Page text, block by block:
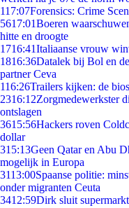
117:07Forensics: Crime
5617:01Boeren
hitte en droogte
1716:41Italiaanse vrouw
1816:36Datalek bij Bol en
partner Ceva
116:26Trailers kijken: de
2316:12Zorgmedewerkster
ontslagen
3615:56Hackers roven
dollar
315:13Geen Qatar en Abu
mogelijk in Europa
3113:00Spaanse politie:
onder migranten Ceuta
3412:59Dirk sluit